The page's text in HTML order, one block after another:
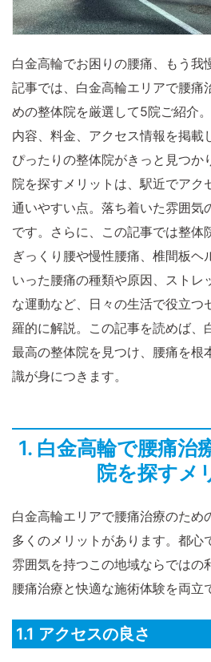
白金高輪でお困りの腰痛、もう我
記事では、白金高輪エリアで腰痛
めの整体院を厳選して5院ご紹介
内容、料金、アクセス情報を掲載
ぴったりの整体院がきっと見つか
院を探すメリットは、駅近でアク
通いやすい点。落ち着いた雰囲気
です。さらに、この記事では整体
ぎっくり腰や慢性腰痛、椎間板ヘ
いった腰痛の種類や原因、ストレ
な運動など、日々の生活で役立つ
羅的に解説。この記事を読めば、
最高の整体院を見つけ、腰痛を根
識が身につきます。
1. 白金高輪で腰痛治
院を探すメ
白金高輪エリアで腰痛治療のため
多くのメリットがあります。都心
雰囲気を持つこの地域ならではの
腰痛治療と快適な施術体験を両立
1.1 アクセスの良さ